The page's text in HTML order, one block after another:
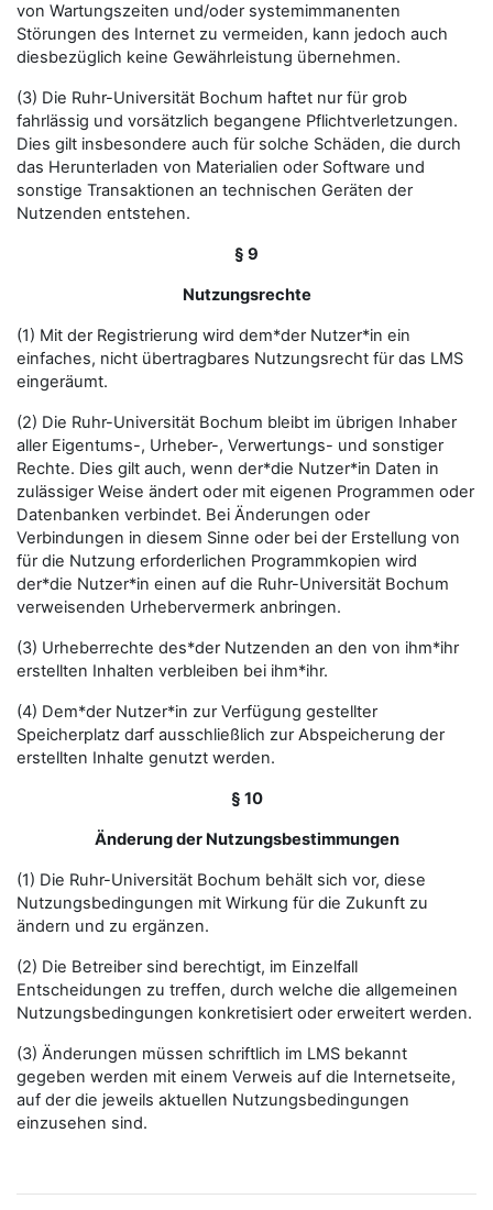
von Wartungszeiten und/oder systemimmanenten
Störungen des Internet zu vermeiden, kann jedoch auch
diesbezüglich keine Gewährleistung übernehmen.
(3) Die Ruhr-Universität Bochum haftet nur für grob
fahrlässig und vorsätzlich begangene Pflichtverletzungen.
Dies gilt insbesondere auch für solche Schäden, die durch
das Herunterladen von Materialien oder Software und
sonstige Transaktionen an technischen Geräten der
Nutzenden entstehen.
§ 9
Nutzungsrechte
(1) Mit der Registrierung wird dem*der Nutzer*in ein
einfaches, nicht übertragbares Nutzungsrecht für das LMS
eingeräumt.
(2) Die Ruhr-Universität Bochum bleibt im übrigen Inhaber
aller Eigentums-, Urheber-, Verwertungs- und sonstiger
Rechte. Dies gilt auch, wenn der*die Nutzer*in Daten in
zulässiger Weise ändert oder mit eigenen Programmen oder
Datenbanken verbindet. Bei Änderungen oder
Verbindungen in diesem Sinne oder bei der Erstellung von
für die Nutzung erforderlichen Programmkopien wird
der*die Nutzer*in einen auf die Ruhr-Universität Bochum
verweisenden Urhebervermerk anbringen.
(3) Urheberrechte des*der Nutzenden an den von ihm*ihr
erstellten Inhalten verbleiben bei ihm*ihr.
(4) Dem*der Nutzer*in zur Verfügung gestellter
Speicherplatz darf ausschließlich zur Abspeicherung der
erstellten Inhalte genutzt werden.
§ 10
Änderung der Nutzungsbestimmungen
(1) Die Ruhr-Universität Bochum behält sich vor, diese
Nutzungsbedingungen mit Wirkung für die Zukunft zu
ändern und zu ergänzen.
(2) Die Betreiber sind berechtigt, im Einzelfall
Entscheidungen zu treffen, durch welche die allgemeinen
Nutzungsbedingungen konkretisiert oder erweitert werden.
(3) Änderungen müssen schriftlich im LMS bekannt
gegeben werden mit einem Verweis auf die Internetseite,
auf der die jeweils aktuellen Nutzungsbedingungen
einzusehen sind.